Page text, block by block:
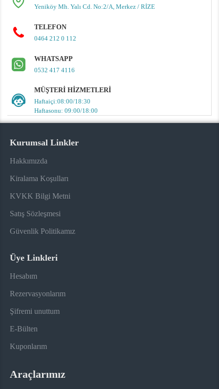
Yeniköy Mh. Yalı Cd. No:2/A, Merkez / RİZE
TELEFON
0464 212 0 112
WHATSAPP
0532 417 4116
MÜŞTERI HIZMETLERI
Haftaiçi:08:00/18:30
Haftasonu: 09:00/18:00
Kurumsal Linkler
Hakkımızda
Kiralama Koşulları
KVKK Bilgi Metni
Satış Sözleşmesi
Güvenlik Politikamız
Üye Linkleri
Hesabım
Rezervasyonlarım
Şifremi unuttum
E-Bülten
Kuponlarım
Araçlarımız